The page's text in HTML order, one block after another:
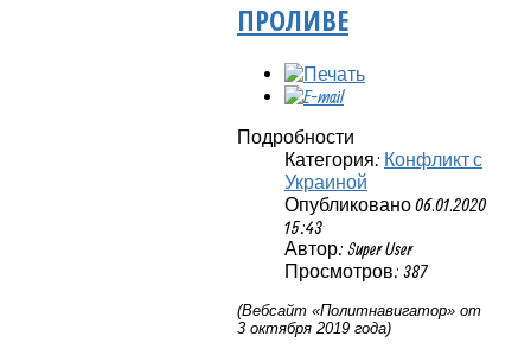
ПРОЛИВЕ
Подробности
Категория: Конфликт с
Украиной
Опубликовано 06.01.2020
15:43
Автор: Super User
Просмотров: 387
(Вебсайт «Политнавигатор» от
3 октября 2019 года)